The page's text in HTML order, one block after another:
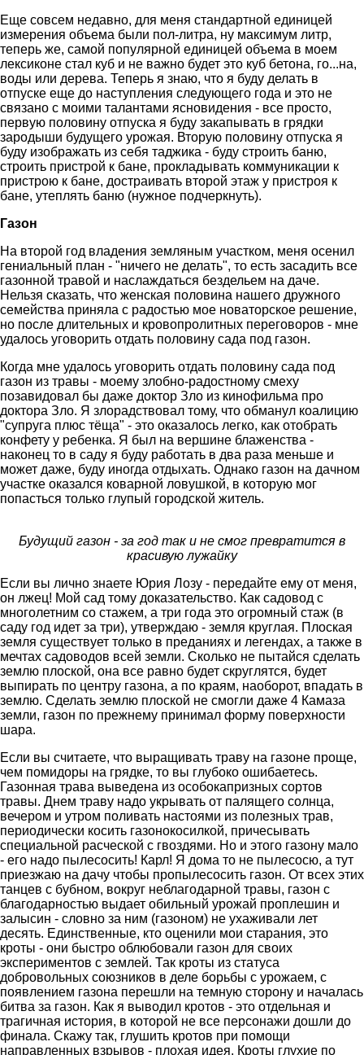
Еще совсем недавно, для меня стандартной единицей
измерения объема были пол-литра, ну максимум литр,
теперь же, самой популярной единицей объема в моем
лексиконе стал куб и не важно будет это куб бетона, го...на,
воды или дерева. Теперь я знаю, что я буду делать в
отпуске еще до наступления следующего года и это не
связано с моими талантами ясновидения - все просто,
первую половину отпуска я буду закапывать в грядки
зародыши будущего урожая. Вторую половину отпуска я
буду изображать из себя таджика - буду строить баню,
строить пристрой к бане, прокладывать коммуникации к
пристрою к бане, достраивать второй этаж у пристроя к
бане, утеплять баню (нужное подчеркнуть).
Газон
На второй год владения земляным участком, меня осенил
гениальный план - "ничего не делать", то есть засадить все
газонной травой и наслаждаться бездельем на даче.
Нельзя сказать, что женская половина нашего дружного
семейства приняла с радостью мое новаторское решение,
но после длительных и кровопролитных переговоров - мне
удалось уговорить отдать половину сада под газон.
Когда мне удалось уговорить отдать половину сада под
газон из травы - моему злобно-радостному смеху
позавидовал бы даже доктор Зло из кинофильма про
доктора Зло. Я злорадствовал тому, что обманул коалицию
"супруга плюс тёща" - это оказалось легко, как отобрать
конфету у ребенка. Я был на вершине блаженства -
наконец то в саду я буду работать в два раза меньше и
может даже, буду иногда отдыхать. Однако газон на дачном
участке оказался коварной ловушкой, в которую мог
попасться только глупый городской житель.
Будущий газон - за год так и не смог превратится в
красивую лужайку
Если вы лично знаете Юрия Лозу - передайте ему от меня,
он лжец! Мой сад тому доказательство. Как садовод с
многолетним со стажем, а три года это огромный стаж (в
саду год идет за три), утверждаю - земля круглая. Плоская
земля существует только в преданиях и легендах, а также в
мечтах садоводов всей земли. Сколько не пытайся сделать
землю плоской, она все равно будет скруглятся, будет
выпирать по центру газона, а по краям, наоборот, впадать в
землю. Сделать землю плоской не смогли даже 4 Камаза
земли, газон по прежнему принимал форму поверхности
шара.
Если вы считаете, что выращивать траву на газоне проще,
чем помидоры на грядке, то вы глубоко ошибаетесь.
Газонная трава выведена из особокапризных сортов
травы. Днем траву надо укрывать от палящего солнца,
вечером и утром поливать настоями из полезных трав,
периодически косить газонокосилкой, причесывать
специальной расческой с гвоздями. Но и этого газону мало
- его надо пылесосить! Карл! Я дома то не пылесосю, а тут
приезжаю на дачу чтобы пропылесосить газон. От всех этих
танцев с бубном, вокруг неблагодарной травы, газон с
благодарностью выдает обильный урожай проплешин и
залысин - словно за ним (газоном) не ухаживали лет
десять. Единственные, кто оценили мои старания, это
кроты - они быстро облюбовали газон для своих
экспериментов с землей. Так кроты из статуса
добровольных союзников в деле борьбы с урожаем, с
появлением газона перешли на темную сторону и началась
битва за газон. Как я выводил кротов - это отдельная и
трагичная история, в которой не все персонажи дошли до
финала. Скажу так, глушить кротов при помощи
направленных взрывов - плохая идея. Кроты глухие по